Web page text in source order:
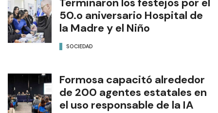
Terminaron los festejos por el
50.o aniversario Hospital de
la Madre y el Niño
SOCIEDAD
Formosa capacitó alrededor
de 200 agentes estatales en
el uso responsable de la IA